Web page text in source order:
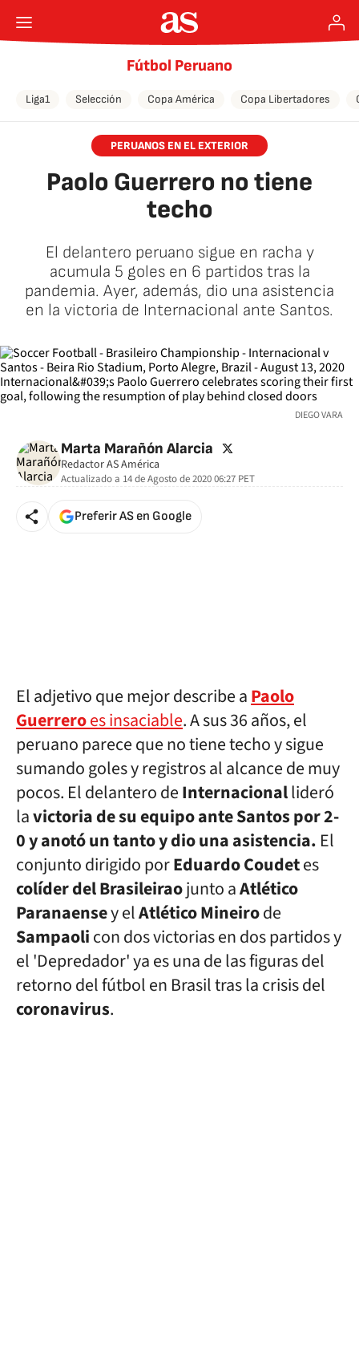
Fútbol Peruano
Liga1 Selección Copa América Copa Libertadores
PERUANOS EN EL EXTERIOR
Paolo Guerrero no tiene
techo
El delantero peruano sigue en racha y
acumula 5 goles en 6 partidos tras la
pandemia. Ayer, además, dio una asistencia
en la victoria de Internacional ante Santos.
DIEGO VARA
Marta Marañón Alarcia twitter
Redactor AS América
Actualizado a 14 de Agosto de 2020 06:27 PET
Preferir AS en Google
El adjetivo que mejor describe aPaolo
Guerreroes insaciable. A sus 36 años, el
peruano parece que no tiene techo y sigue
sumando goles y registros al alcance de muy
pocos. El delantero deInternacionallideró
lavictoria de su equipo ante Santos por 2-
0 y anotó un tanto y dio una asistencia. El
conjunto dirigido porEduardo Coudetes
colíder del Brasileiraojunto aAtlético
Paranaensey elAtlético Mineirode
Sampaolicon dos victorias en dos partidos y
el 'Depredador' ya es una de las figuras del
retorno del fútbol en Brasil tras la crisis del
coronavirus.